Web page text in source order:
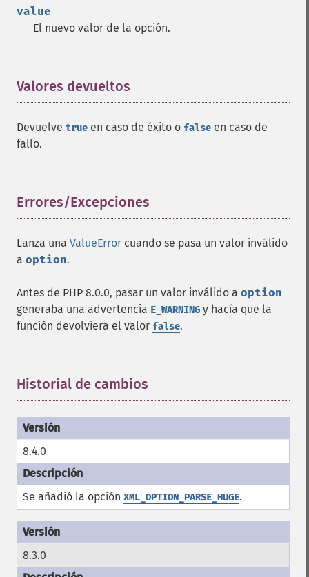
value
El nuevo valor de la opción.
Valores devueltos
Devuelve true en caso de éxito o false en caso de
fallo.
Errores/Excepciones
Lanza una ValueError cuando se pasa un valor inválido
a option.
Antes de PHP 8.0.0, pasar un valor inválido a option
generaba una advertencia E_WARNING y hacía que la
función devolviera el valor false.
Historial de cambios
8.4.0
Se añadió la opción XML_OPTION_PARSE_HUGE.
8.3.0